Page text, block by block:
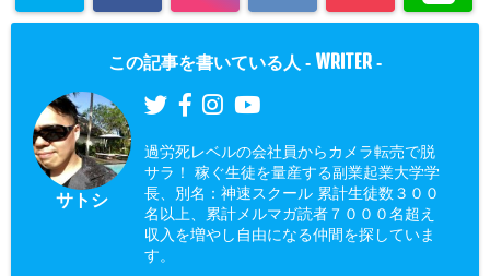
この記事を書いている人 - WRITER -
サトシ
過労死レベルの会社員からカメラ転売で脱
サラ！ 稼ぐ生徒を量産する副業起業大学学
長、別名：神速スクール 累計生徒数３００
名以上、累計メルマガ読者７０００名超え
収入を増やし自由になる仲間を探していま
す。